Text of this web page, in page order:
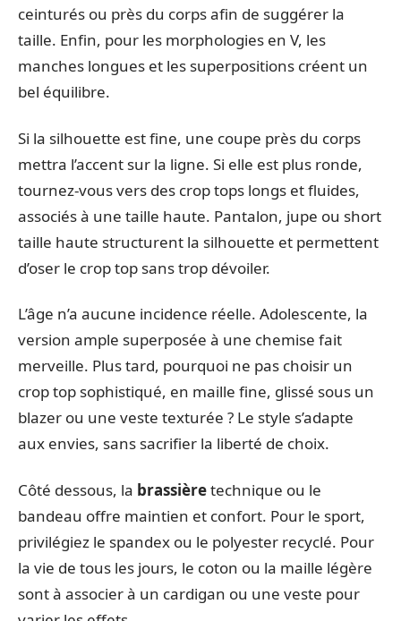
ceinturés ou près du corps afin de suggérer la
taille. Enfin, pour les morphologies en V, les
manches longues et les superpositions créent un
bel équilibre.
Si la silhouette est fine, une coupe près du corps
mettra l’accent sur la ligne. Si elle est plus ronde,
tournez-vous vers des crop tops longs et fluides,
associés à une taille haute. Pantalon, jupe ou short
taille haute structurent la silhouette et permettent
d’oser le crop top sans trop dévoiler.
L’âge n’a aucune incidence réelle. Adolescente, la
version ample superposée à une chemise fait
merveille. Plus tard, pourquoi ne pas choisir un
crop top sophistiqué, en maille fine, glissé sous un
blazer ou une veste texturée ? Le style s’adapte
aux envies, sans sacrifier la liberté de choix.
Côté dessous, la brassièretechnique ou le
bandeau offre maintien et confort. Pour le sport,
privilégiez le spandex ou le polyester recyclé. Pour
la vie de tous les jours, le coton ou la maille légère
sont à associer à un cardigan ou une veste pour